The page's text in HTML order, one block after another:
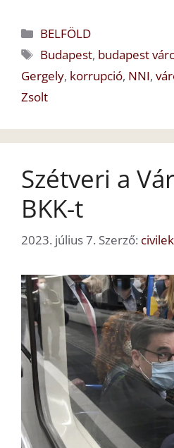
Kategória
BELFÖLD
Címkék
Budapest, budapest
Gergely, korrupció, NNI,
Zsolt
Szétveri a
BKK-t
2023. július 7. Szerző: